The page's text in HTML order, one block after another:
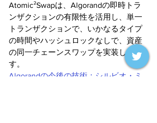
Atomic²Swapは、Algorandの即時トラ
ンザクションの有限性を活用し、単一
トランザクションで、いかなるタイプ
の時間やハッシュロックなしで、資産
の同一チェーンスワップを実装しま
す。
Algorandの今後の技術：シルビオ・ミ